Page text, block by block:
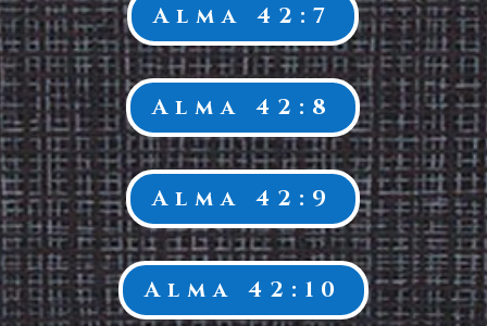
Alma 42:7
Alma 42:8
Alma 42:9
Alma 42:10